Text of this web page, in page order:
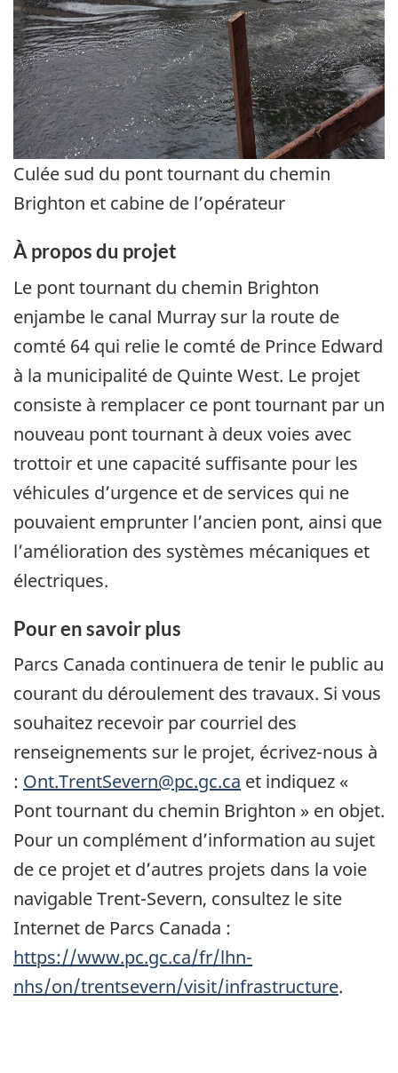
Culée sud du pont tournant du chemin
Brighton et cabine de l’opérateur
À propos du projet
Le pont tournant du chemin Brighton
enjambe le canal Murray sur la route de
comté 64 qui relie le comté de Prince Edward
à la municipalité de Quinte West. Le projet
consiste à remplacer ce pont tournant par un
nouveau pont tournant à deux voies avec
trottoir et une capacité suffisante pour les
véhicules d’urgence et de services qui ne
pouvaient emprunter l’ancien pont, ainsi que
l’amélioration des systèmes mécaniques et
électriques.
Pour en savoir plus
Parcs Canada continuera de tenir le public au
courant du déroulement des travaux. Si vous
souhaitez recevoir par courriel des
renseignements sur le projet, écrivez-nous à
: Ont.TrentSevern@pc.gc.ca et indiquez «
Pont tournant du chemin Brighton » en objet.
Pour un complément d’information au sujet
de ce projet et d’autres projets dans la voie
navigable Trent-Severn, consultez le site
Internet de Parcs Canada :
https://www.pc.gc.ca/fr/lhn-
nhs/on/trentsevern/visit/infrastructure.